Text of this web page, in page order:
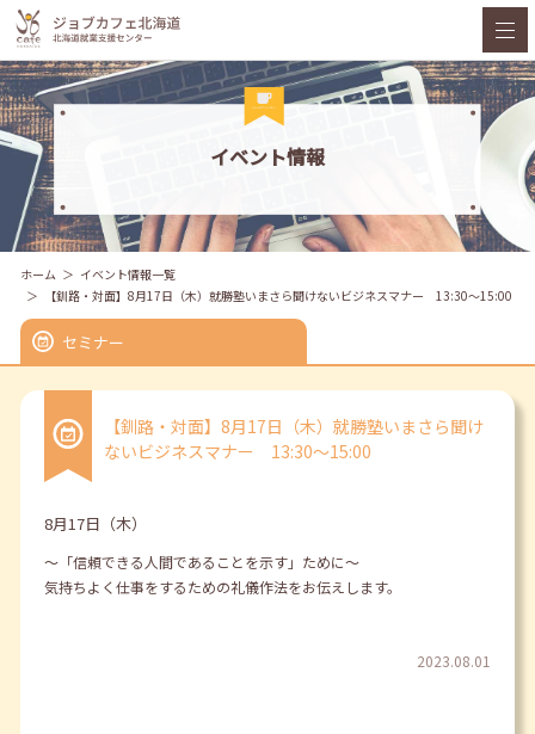
イベント情報
ホーム
イベント情報一覧
【釧路・対面】8月17日（木）就勝塾いまさら聞けないビジネスマナー 13:30～15:00
セミナー
【釧路・対面】8月17日（木）就勝塾いまさら聞け
ないビジネスマナー 13:30～15:00
8月17日（木）
～「信頼できる人間であることを示す」ために～
気持ちよく仕事をするための礼儀作法をお伝えします。
2023.08.01